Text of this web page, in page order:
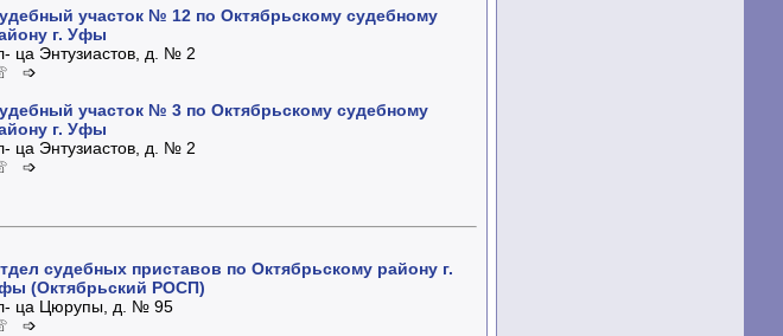
участок № 12 по Октябрьскому судебному
г. Уфы
ца Энтузиастов, д. № 2
➩
участок № 3 по Октябрьскому судебному
г. Уфы
ца Энтузиастов, д. № 2
➩
судебных приставов по Октябрьскому району г.
(Октябрьский РОСП)
ца Цюрупы, д. № 95
➩